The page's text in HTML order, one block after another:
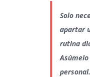
Solo
apartar
rutina